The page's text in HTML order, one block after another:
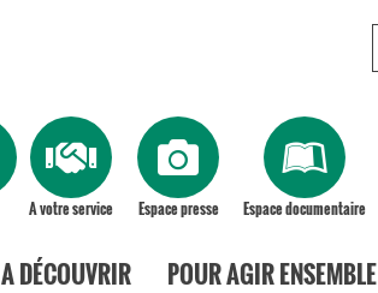
A votre service Espace presse Espace documentaire
A DÉCOUVRIR POUR AGIR ENSEMBLE